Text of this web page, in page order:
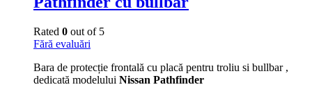
Rated 0 out of 5
Fără evaluări
Bara de protecție frontală cu placă pentru troliu si bullbar ,
dedicată modelului Nissan Pathfinder